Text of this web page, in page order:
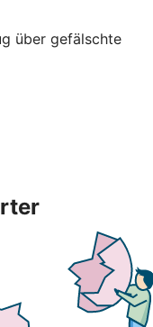
über gefälschte